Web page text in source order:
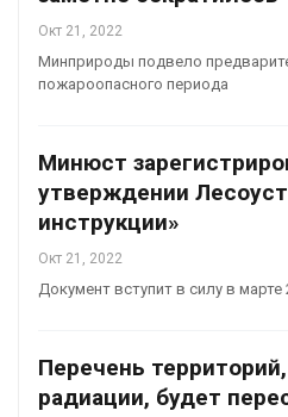
Окт 21, 2022
Минприроды подвело
пожароопасного периода
Минюст
утверждении
инструкции»
Окт 21, 2022
Документ вступит в силу в марте
Перечень
радиации, будет